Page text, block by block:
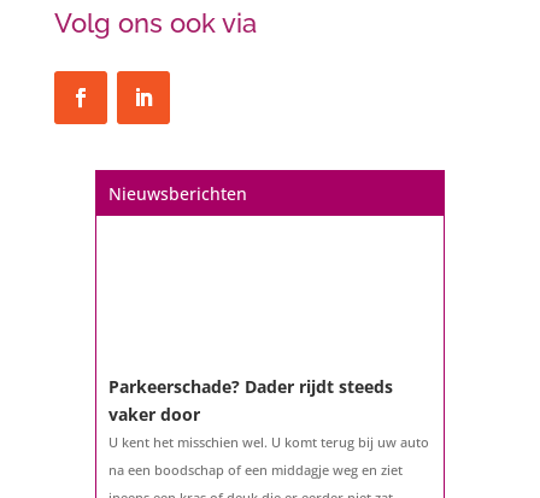
Volg ons ook via
Nieuwsberichten
Parkeerschade? Dader rijdt steeds
vaker door
U kent het misschien wel. U komt terug bij uw auto
na een boodschap of een middagje weg en ziet